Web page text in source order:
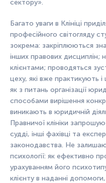
сектору».
Багато уваги в Клініці
професійного світогляду
зокрема: закріплюються
інших правових дисциплін;
клієнтами; проводяться
цеху, які вже практикують
як з питань організації
способами вирішення
виникають в юридичній
Правничої клініки
судді, інші фахівці та
законодавства. Не
психології: як ефективно
урахуванням його
клієнту в наданні